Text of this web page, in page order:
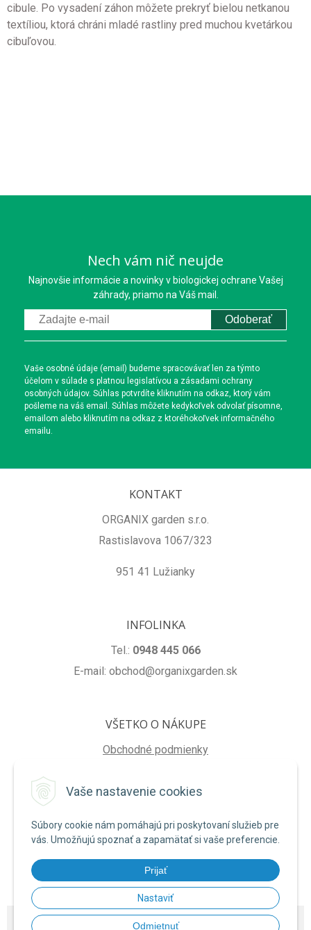
Vaše nastavenie cookies
Súbory cookie nám pomáhajú pri poskytovaní služieb pre
vás. Umožňujú spoznať a zapamätať si vaše preferencie.
Prijať
Nastaviť
Odmietnuť
cibule. Po vysadení záhon môžete prekryť bielou netkanou
textíliou, ktorá chráni mladé rastliny pred muchou kvetárkou
cibuľovou.
Nech vám nič neujde
Najnovšie informácie a novinky v biologickej ochrane Vašej
záhrady, priamo na Váš mail.
Odoberať
Vaše osobné údaje (email) budeme spracovávať len za týmto
účelom v súlade s platnou legislatívou a zásadami ochrany
osobných údajov. Súhlas potvrdíte kliknutím na odkaz, ktorý vám
pošleme na váš email. Súhlas môžete kedykoľvek odvolať písomne,
emailom alebo kliknutím na odkaz z ktoréhokoľvek informačného
emailu.
KONTAKT
ORGANIX garden s.r.o.
Rastislavova 1067/323
951 41 Lužianky
INFOLINKA
Tel.: 0948 445 066
E-mail: obchod@organixgarden.sk
VŠETKO O NÁKUPE
Obchodné podmienky
Reklamačné podmienky
NA STIAHNUTIE
Formulár na odstúpenie od zmluvy
Poučenie o uplatnení práva na odstúpenie od zmluvy
© 2026 ORGANIXgarden • NextShop&e-shop Pohoda Connector NextCom